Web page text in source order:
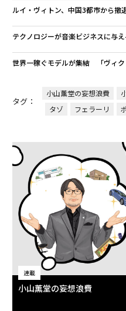
ルイ・ヴィトン、中国3都市から
テクノロジーが音楽ビジネスに与
世界一稼ぐモデルが集結 「ヴィ
タグ：
小山薫堂の妄想浪費
タゾ
フェラーリ
連載
小山薫堂の妄想浪費